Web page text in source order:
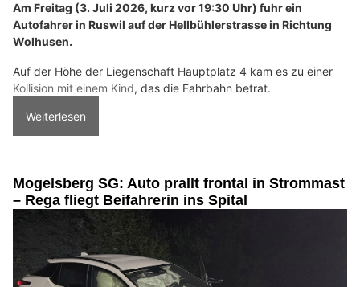
Am Freitag (3. Juli 2026, kurz vor 19:30 Uhr) fuhr ein
Autofahrer in Ruswil auf der Hellbühlerstrasse in Richtung
Wolhusen.
Auf der Höhe der Liegenschaft Hauptplatz 4 kam es zu einer
Kollision mit einem Kind, das die Fahrbahn betrat.
Weiterlesen
Mogelsberg SG: Auto prallt frontal in Strommast
– Rega fliegt Beifahrerin ins Spital